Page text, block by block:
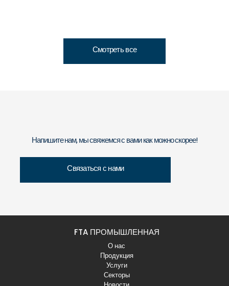
Смотреть все
Напишите нам, мы свяжемся с вами как можно скорее!
Связаться с нами
FTA ПРОМЫШЛЕННАЯ
О нас
Продукция
Услуги
Секторы